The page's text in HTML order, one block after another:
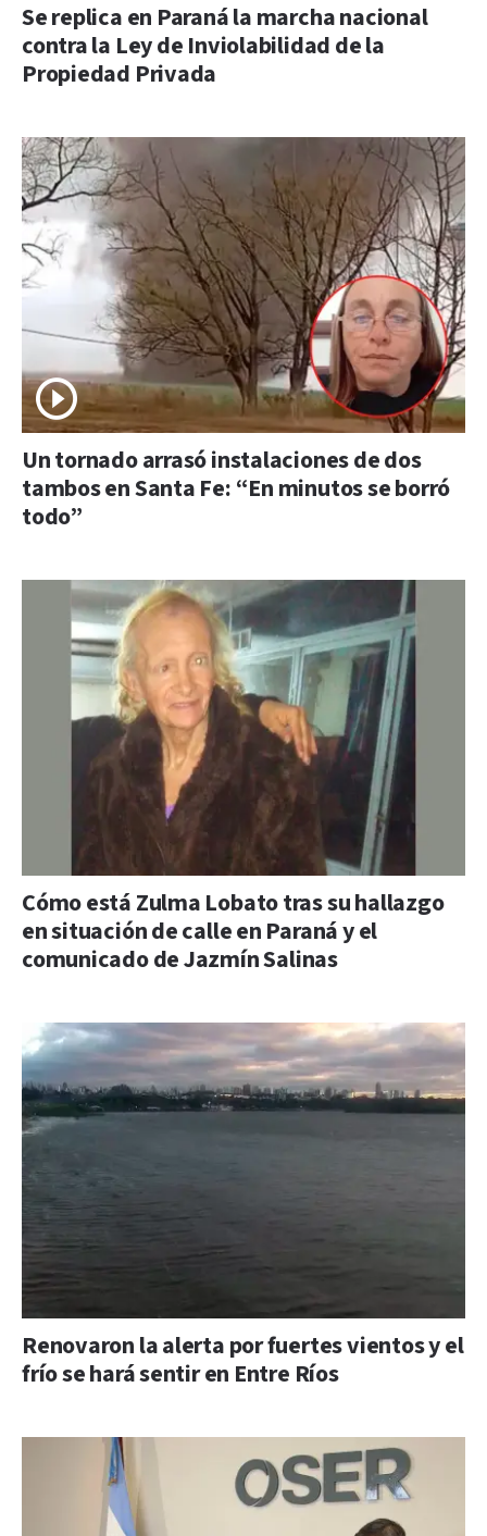
Se replica en Paraná la marcha nacional
contra la Ley de Inviolabilidad de la
Propiedad Privada
Un tornado arrasó instalaciones de dos
tambos en Santa Fe: “En minutos se borró
todo”
Cómo está Zulma Lobato tras su hallazgo
en situación de calle en Paraná y el
comunicado de Jazmín Salinas
Renovaron la alerta por fuertes vientos y el
frío se hará sentir en Entre Ríos